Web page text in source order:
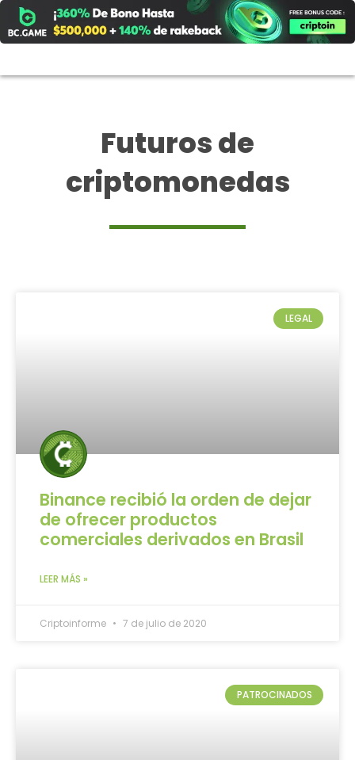
al
contenido
Futuros de
criptomonedas
LEGAL
Binance recibió la orden de dejar
de ofrecer productos
comerciales derivados en Brasil
LEER MÁS »
Criptoinforme 7 de julio de 2020
PATROCINADOS